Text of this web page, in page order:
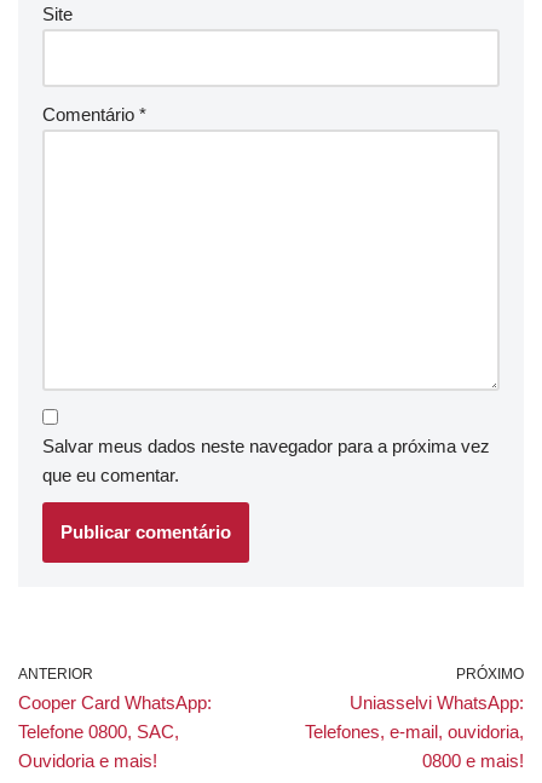
Site
Comentário *
Salvar meus dados neste navegador para a próxima vez
que eu comentar.
ANTERIOR
Cooper Card WhatsApp:
Telefone 0800, SAC,
Ouvidoria e mais!
PRÓXIMO
Uniasselvi WhatsApp:
Telefones, e-mail, ouvidoria,
0800 e mais!